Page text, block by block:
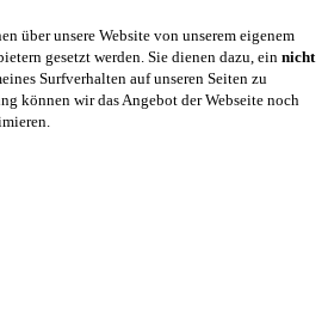
über unsere Website von unserem eigenem
gesetzt werden. Sie dienen dazu, ein nicht
Surfverhalten auf unseren Seiten zu
können wir das Angebot der Webseite noch